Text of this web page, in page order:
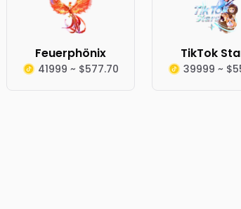
Feuerphönix
41999 ~ $577.70
TikTok
39999 ~